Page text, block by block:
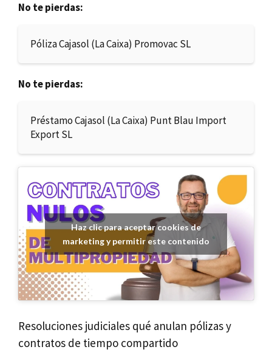
No te pierdas:
Póliza Cajasol (La Caixa) Promovac SL
No te pierdas:
Préstamo Cajasol (La Caixa) Punt Blau Import
Export SL
Haz clic para aceptar cookies de
marketing y permitir este contenido
Resoluciones judiciales qué anulan pólizas y
contratos de tiempo compartido